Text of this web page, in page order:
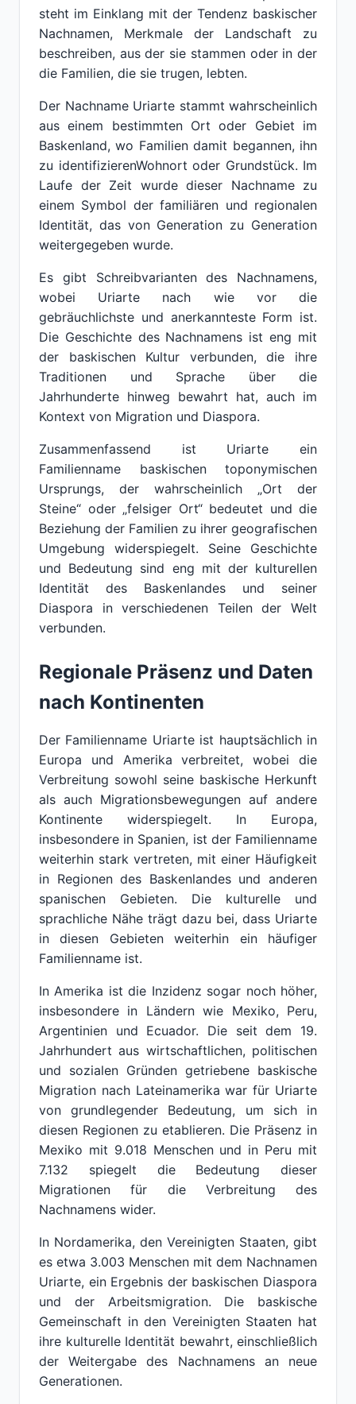
steht im Einklang mit der Tendenz baskischer
Nachnamen, Merkmale der Landschaft zu
beschreiben, aus der sie stammen oder in der
die Familien, die sie trugen, lebten.
Der Nachname Uriarte stammt wahrscheinlich
aus einem bestimmten Ort oder Gebiet im
Baskenland, wo Familien damit begannen, ihn
zu identifizierenWohnort oder Grundstück. Im
Laufe der Zeit wurde dieser Nachname zu
einem Symbol der familiären und regionalen
Identität, das von Generation zu Generation
weitergegeben wurde.
Es gibt Schreibvarianten des Nachnamens,
wobei Uriarte nach wie vor die
gebräuchlichste und anerkannteste Form ist.
Die Geschichte des Nachnamens ist eng mit
der baskischen Kultur verbunden, die ihre
Traditionen und Sprache über die
Jahrhunderte hinweg bewahrt hat, auch im
Kontext von Migration und Diaspora.
Zusammenfassend ist Uriarte ein
Familienname baskischen toponymischen
Ursprungs, der wahrscheinlich „Ort der
Steine“ oder „felsiger Ort“ bedeutet und die
Beziehung der Familien zu ihrer geografischen
Umgebung widerspiegelt. Seine Geschichte
und Bedeutung sind eng mit der kulturellen
Identität des Baskenlandes und seiner
Diaspora in verschiedenen Teilen der Welt
verbunden.
Regionale Präsenz und Daten
nach Kontinenten
Der Familienname Uriarte ist hauptsächlich in
Europa und Amerika verbreitet, wobei die
Verbreitung sowohl seine baskische Herkunft
als auch Migrationsbewegungen auf andere
Kontinente widerspiegelt. In Europa,
insbesondere in Spanien, ist der Familienname
weiterhin stark vertreten, mit einer Häufigkeit
in Regionen des Baskenlandes und anderen
spanischen Gebieten. Die kulturelle und
sprachliche Nähe trägt dazu bei, dass Uriarte
in diesen Gebieten weiterhin ein häufiger
Familienname ist.
In Amerika ist die Inzidenz sogar noch höher,
insbesondere in Ländern wie Mexiko, Peru,
Argentinien und Ecuador. Die seit dem 19.
Jahrhundert aus wirtschaftlichen, politischen
und sozialen Gründen getriebene baskische
Migration nach Lateinamerika war für Uriarte
von grundlegender Bedeutung, um sich in
diesen Regionen zu etablieren. Die Präsenz in
Mexiko mit 9.018 Menschen und in Peru mit
7.132 spiegelt die Bedeutung dieser
Migrationen für die Verbreitung des
Nachnamens wider.
In Nordamerika, den Vereinigten Staaten, gibt
es etwa 3.003 Menschen mit dem Nachnamen
Uriarte, ein Ergebnis der baskischen Diaspora
und der Arbeitsmigration. Die baskische
Gemeinschaft in den Vereinigten Staaten hat
ihre kulturelle Identität bewahrt, einschließlich
der Weitergabe des Nachnamens an neue
Generationen.